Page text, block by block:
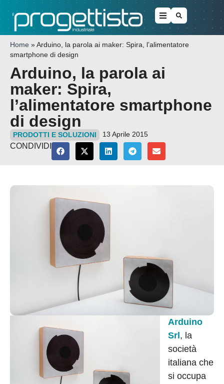
Home » Arduino, la parola ai maker: Spira, l’alimentatore
smartphone di design
Arduino, la parola ai
maker: Spira,
l’alimentatore smartphone
di design
PRODOTTI E SOLUZIONI 13 Aprile 2015
CONDIVIDI
Arduino
Srl , la
società
italiana che
si occupa